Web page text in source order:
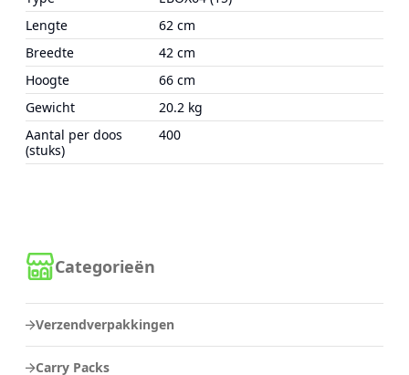
Categorieën
Verzendverpakkingen
Carry Packs
Lengte
62 cm
Breedte
42 cm
Hoogte
66 cm
Gewicht
20.2 kg
Aantal per doos
(stuks)
400